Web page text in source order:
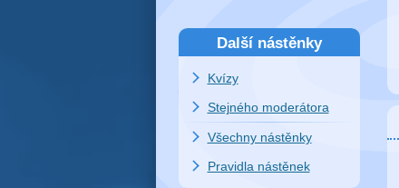
Další nástěnky
Kvízy
Stejného moderátora
Všechny nástěnky
Pravidla nástěnek